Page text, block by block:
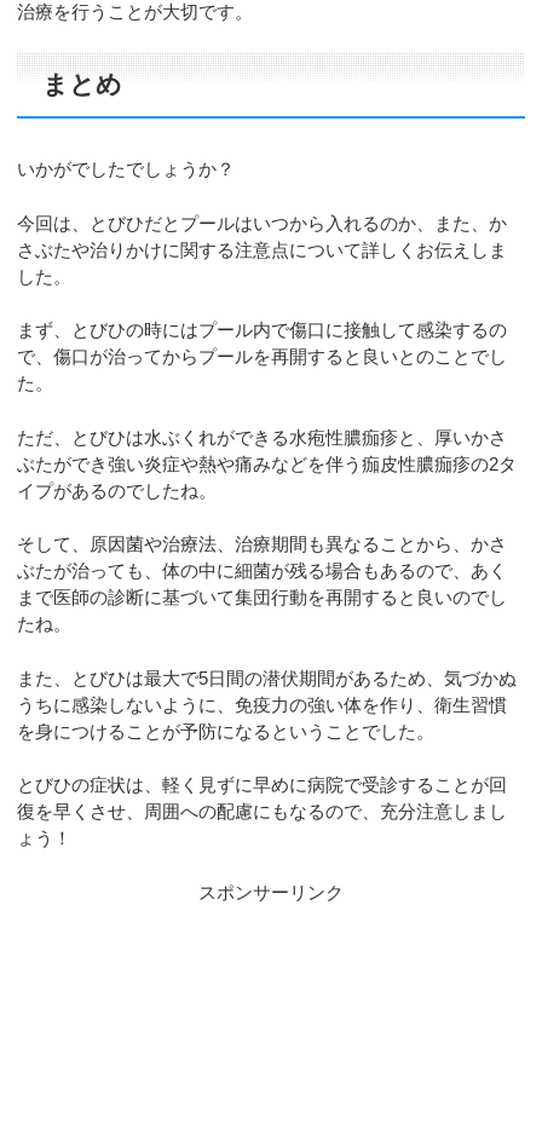
治療を行うことが大切です。
まとめ
いかがでしたでしょうか？
今回は、とびひだとプールはいつから入れるのか、また、か
さぶたや治りかけに関する注意点について詳しくお伝えしま
した。
まず、とびひの時にはプール内で傷口に接触して感染するの
で、傷口が治ってからプールを再開すると良いとのことでし
た。
ただ、とびひは水ぶくれができる水疱性膿痂疹と、厚いかさ
ぶたができ強い炎症や熱や痛みなどを伴う痂皮性膿痂疹の2タ
イプがあるのでしたね。
そして、原因菌や治療法、治療期間も異なることから、かさ
ぶたが治っても、体の中に細菌が残る場合もあるので、あく
まで医師の診断に基づいて集団行動を再開すると良いのでし
たね。
また、とびひは最大で5日間の潜伏期間があるため、気づかぬ
うちに感染しないように、免疫力の強い体を作り、衛生習慣
を身につけることが予防になるということでした。
とびひの症状は、軽く見ずに早めに病院で受診することが回
復を早くさせ、周囲への配慮にもなるので、充分注意しまし
ょう！
スポンサーリンク